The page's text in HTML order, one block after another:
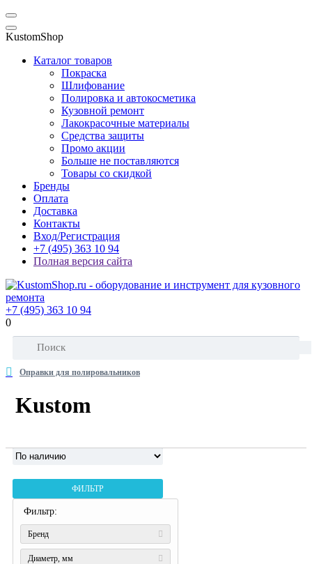
KustomShop
Каталог товаров
Покраска
Шлифование
Полировка и автокосметика
Кузовной ремонт
Лакокрасочные материалы
Средства защиты
Промо акции
Больше не поставляются
Товары со скидкой
Бренды
Оплата
Доставка
Контакты
Вход/Регистрация
+7 (495) 363 10 94
Полная версия сайта
+7 (495) 363 10 94
0
Оправки для полировальников
Kustom
ФИЛЬТР
Фильтр:
Бренд
Диаметр, мм